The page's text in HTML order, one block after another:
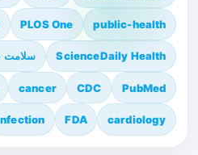
public-health
PLOS One
ScienceDaily Health سلامت
PubMed
CDC
cancer
cardiology
FDA